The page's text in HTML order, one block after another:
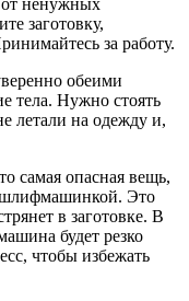
заготовку,
за работу.
обеими
тела. Нужно стоять
летали на одежду и,
самая опасная вещь,
шлифмашинкой. Это
в заготовке. В
будет резко
чтобы избежать